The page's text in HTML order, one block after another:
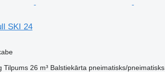
SKI 24
Tilpums 26 m³ Balstiekārta pneimatisks/pneimatisks